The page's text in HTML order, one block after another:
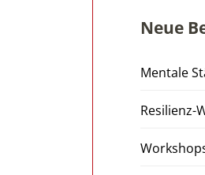
Neue
Mentale
Resilienz-